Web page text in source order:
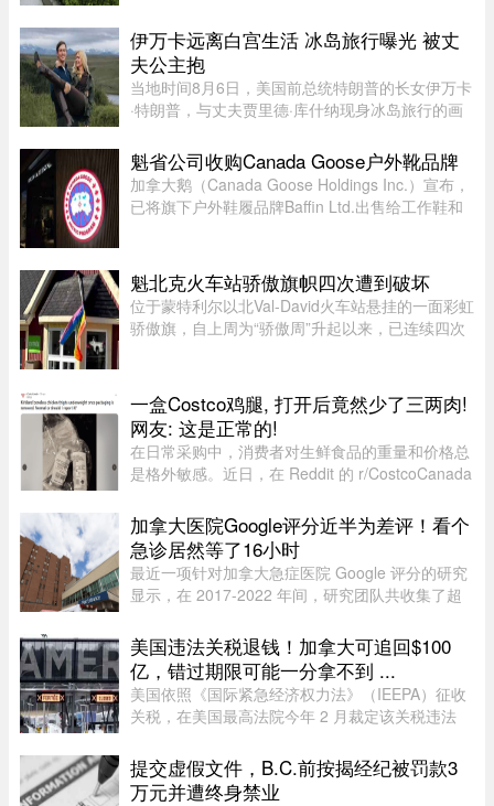
有 53% 的人表示毕业三个月内找到工作。图片：
RICHARD LAM /PNG在今年的 MB ...
伊万卡远离白宫生活 冰岛旅行曝光 被丈
夫公主抱
当地时间8月6日，美国前总统特朗普的长女伊万卡
·特朗普，与丈夫贾里德·库什纳现身冰岛旅行的画
密，伊万卡被贾里德来了一个“公主抱”，两个人就
宛若刚刚订婚一般。现 ...
魁省公司收购Canada Goose户外靴品牌
加拿大鹅（Canada Goose Holdings Inc.）宣布，
已将旗下户外鞋履品牌Baffin Ltd.出售给工作鞋和
旨在简化运营模式，将更 ...
魁北克火车站骄傲旗帜四次遭到破坏
位于蒙特利尔以北Val-David火车站悬挂的一面彩虹
骄傲旗，自上周为“骄傲周”升起以来，已连续四次
月5日还加装了监控摄像头 ...
一盒Costco鸡腿, 打开后竟然少了三两肉!
网友: 这是正常的!
在日常采购中，消费者对生鲜食品的重量和价格总
是格外敏感。近日，在 Reddit 的 r/CostcoCanada
Costco 购买的 Kirkland 无骨鸡腿肉，去掉包装后
称重，竟然比标签上的重量 ...
加拿大医院Google评分近半为差评！看个
急诊居然等了16小时
最近一项针对加拿大急症医院 Google 评分的研究
显示，在 2017-2022 年间，研究团队共收集了超
深入分析。数据显示，47.9% 的评论为负面，远高
于正面（32.3%）和中立（ ...
美国违法关税退钱！加拿大可追回$100
亿，错过期限可能一分拿不到 ...
美国依照《国际紧急经济权力法》（IEEPA）征收
关税，在美国最高法院今年 2 月裁定该关税违法
种关税（包括 Section 122、301 和 338 条款）纷
纷出台，令退款进展变得容 ...
提交虚假文件，B.C.前按揭经纪被罚款3
万元并遭终身禁业